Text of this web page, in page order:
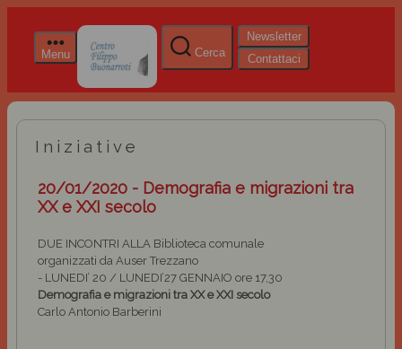
Menu Cerca
Newsletter
Contattaci
Iniziative
20/01/2020 - Demografia e migrazioni tra
XX e XXI secolo
DUE INCONTRI ALLA Biblioteca comunale
organizzati da Auser Trezzano
- LUNEDI’ 20 / LUNEDI’27 GENNAIO ore 17,30
Demografia e migrazioni tra XX e XXI secolo
Carlo Antonio Barberini